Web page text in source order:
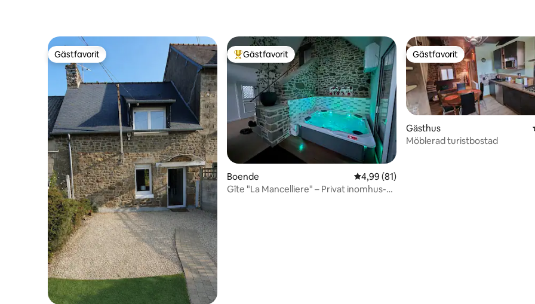
Gästfavorit
Gästfavorit Populär gästfavorit
Gästfavorit
Boende 4,99 av 5 i genomsnittligt betyg, 81
4,99 (81)
Gîte "La Mancelliere" – Privat inomhus-
Gästfavorit
Gästfavorit
Gästhus
Möblerad turistbostad